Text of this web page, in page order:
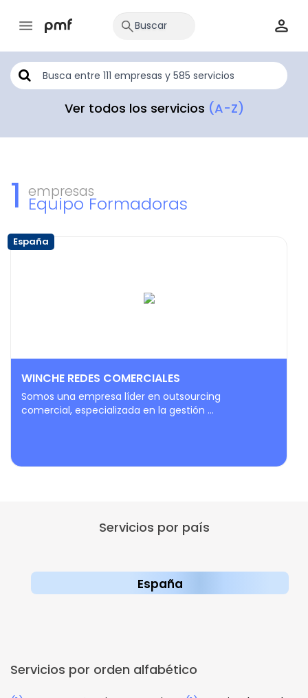
Ver todos los servicios (A-Z)
1 empresas
Equipo Formadoras
España
WINCHE REDES COMERCIALES
Somos una empresa líder en outsourcing
comercial, especializada en la gestión ...
Servicios por país
España
Servicios por orden alfabético